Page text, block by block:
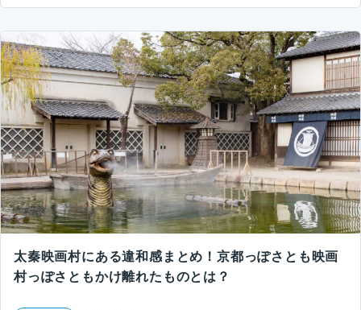
太秦映画村にある違和感まとめ！京都っぽさとも映画
村っぽさともかけ離れたものとは？